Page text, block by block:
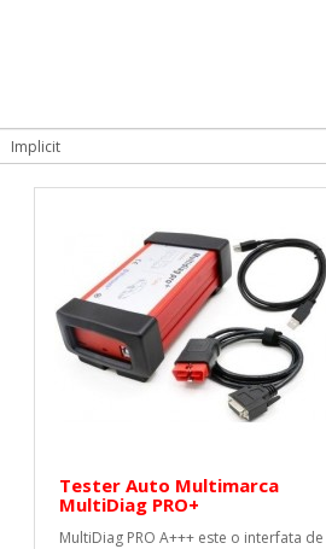
Tester Auto Multimarca
MultiDiag PRO+
MultiDiag PRO A+++ este o interfata de